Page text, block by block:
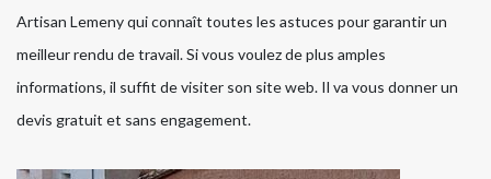
Artisan Lemeny qui connaît toutes les astuces pour garantir un
meilleur rendu de travail. Si vous voulez de plus amples
informations, il suffit de visiter son site web. Il va vous donner un
devis gratuit et sans engagement.